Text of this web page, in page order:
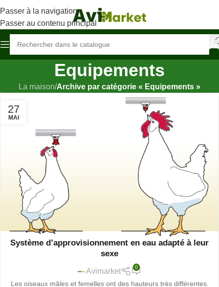
Passer à la navigation
Passer au contenu principal
Equipements
La maison/Archive par catégorie « Equipements »
27
MAI
EQUIPEMENTS
Système d’approvisionnement en eau adapté à leur
sexe
Avimarket
0
Les oiseaux mâles et femelles ont des hauteurs très différentes.